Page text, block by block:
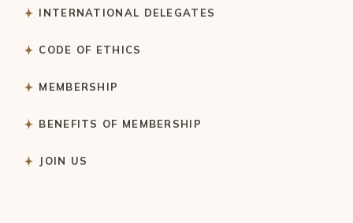
INTERNATIONAL DELEGATES
CODE OF ETHICS
MEMBERSHIP
BENEFITS OF MEMBERSHIP
JOIN US